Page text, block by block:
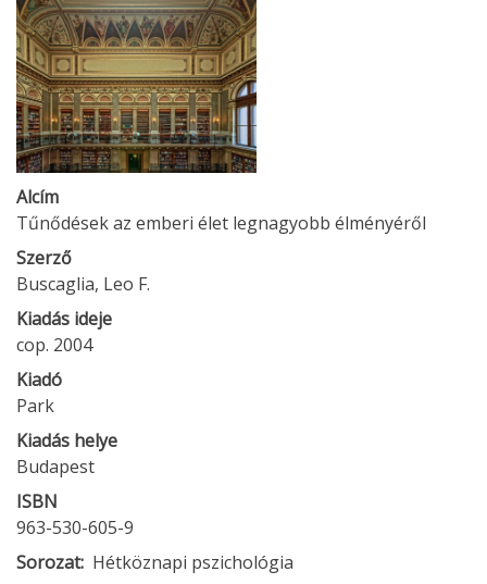
Alcím
Tűnődések az emberi élet legnagyobb élményéről
Szerző
Buscaglia, Leo F.
Kiadás ideje
cop. 2004
Kiadó
Park
Kiadás helye
Budapest
ISBN
963-530-605-9
Sorozat Hétköznapi pszichológia